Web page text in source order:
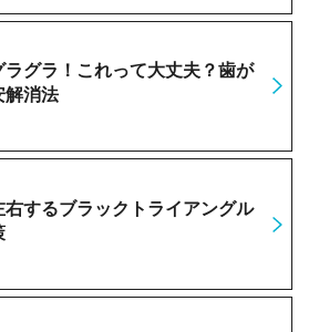
グラ！これって大丈夫？歯が
解消法
するブラックトライアングル